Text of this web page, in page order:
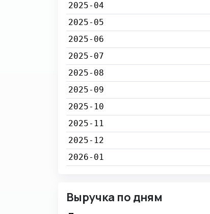
2025-04
2025-05
2025-06
2025-07
2025-08
2025-09
2025-10
2025-11
2025-12
2026-01
Выручка по дням